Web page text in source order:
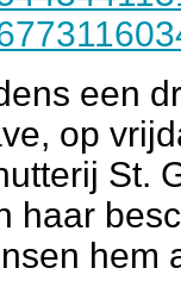
een
op
St.
haar
hem